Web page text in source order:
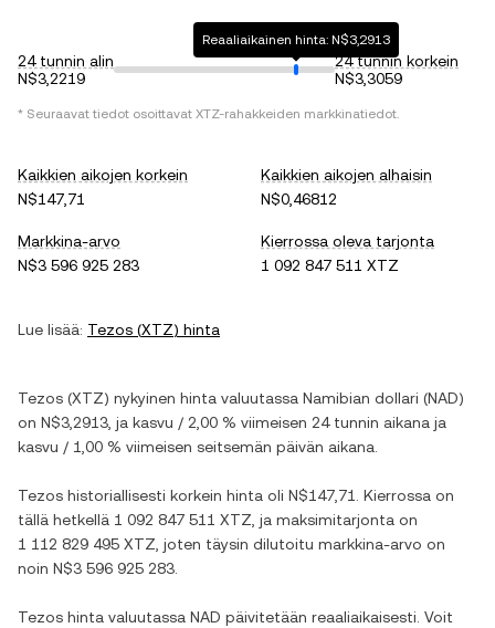
24 tunnin alin
N$3,2219
Reaaliaikainen hinta: N$3,2913
24 tunnin korkein
N$3,3059
* Seuraavat tiedot osoittavat XTZ-rahakkeiden markkinatiedot.
Kaikkien aikojen korkein
N$147,71
Kaikkien aikojen alhaisin
N$0,46812
Markkina-arvo
N$3 596 925 283
Kierrossa oleva tarjonta
1 092 847 511 XTZ
Lue lisää: Tezos (XTZ) hinta
Tezos (XTZ) nykyinen hinta valuutassa Namibian dollari (NAD)
on N$3,2913 , ja kasvu / 2,00 % viimeisen 24 tunnin aikana ja
kasvu / 1,00 % viimeisen seitsemän päivän aikana.
Tezos historiallisesti korkein hinta oli N$147,71
. Kierrossa on
tällä hetkellä 1 092 847 511 XTZ , ja maksimitarjonta on
1 112 829 495 XTZ , joten täysin dilutoitu markkina-arvo on
noin N$3 596 925 283
Tezos hinta valuutassa NAD päivitetään reaaliaikaisesti. Voit